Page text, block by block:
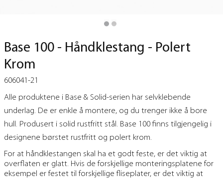
Base 100 - Håndklestang - Polert
Krom
606041-21
Alle produktene i Base & Solid-serien har selvklebende
underlag. De er enkle å montere, og du trenger ikke å bore
hull. Produsert i solid rustfritt stål. Base 100 finns tilgjengelig i
designene børstet rustfritt og polert krom.
For at håndklestangen skal ha et godt feste, er det viktig at
overflaten er glatt. Hvis de forskjellige monteringsplatene for
eksempel er festet til forskjellige fliseplater, er det viktig at